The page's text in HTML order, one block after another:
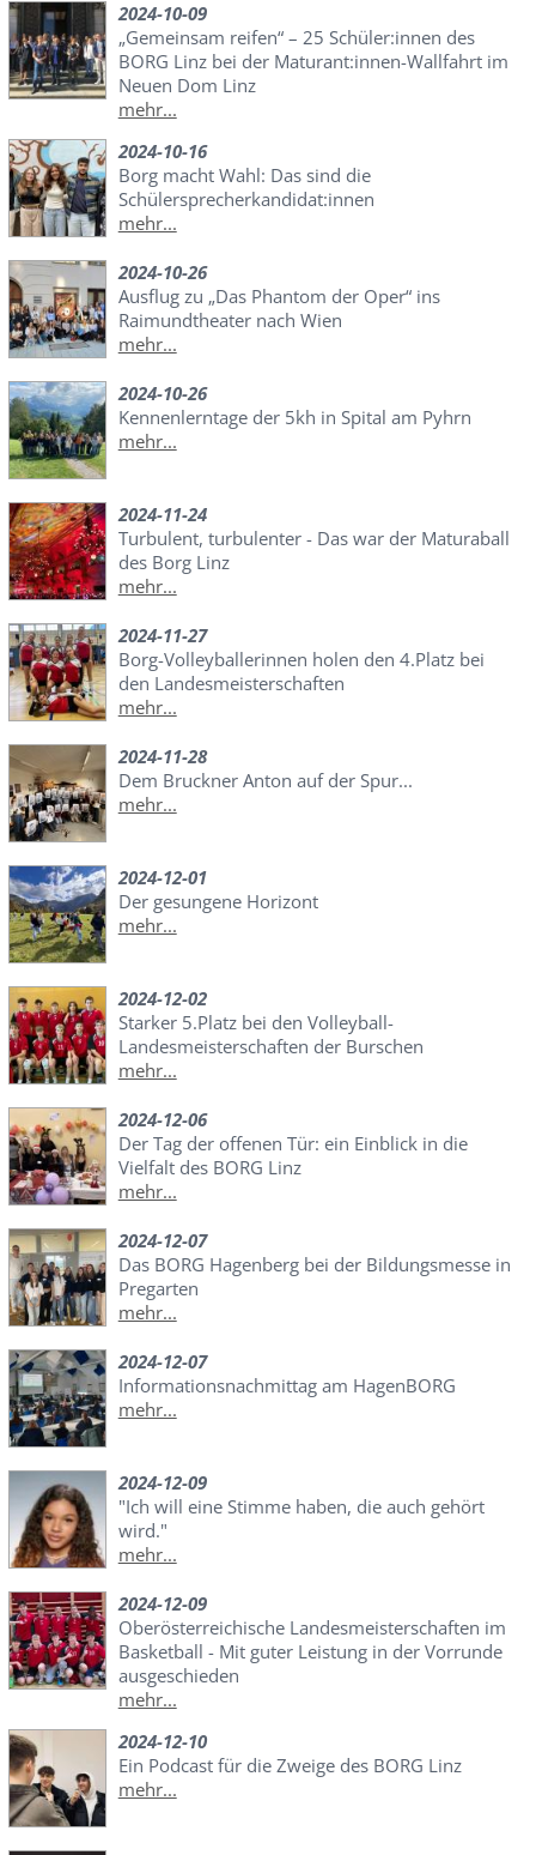
2024-10-09
„Gemeinsam reifen“ – 25 Schüler:innen des
BORG Linz bei der Maturant:innen-Wallfahrt im
Neuen Dom Linz
mehr...
2024-10-16
Borg macht Wahl: Das sind die
Schülersprecherkandidat:innen
mehr...
2024-10-26
Ausflug zu „Das Phantom der Oper“ ins
Raimundtheater nach Wien
mehr...
2024-10-26
Kennenlerntage der 5kh in Spital am Pyhrn
mehr...
2024-11-24
Turbulent, turbulenter - Das war der Maturaball
des Borg Linz
mehr...
2024-11-27
Borg-Volleyballerinnen holen den 4.Platz bei
den Landesmeisterschaften
mehr...
2024-11-28
Dem Bruckner Anton auf der Spur...
mehr...
2024-12-01
Der gesungene Horizont
mehr...
2024-12-02
Starker 5.Platz bei den Volleyball-
Landesmeisterschaften der Burschen
mehr...
2024-12-06
Der Tag der offenen Tür: ein Einblick in die
Vielfalt des BORG Linz
mehr...
2024-12-07
Das BORG Hagenberg bei der Bildungsmesse in
Pregarten
mehr...
2024-12-07
Informationsnachmittag am HagenBORG
mehr...
2024-12-09
"Ich will eine Stimme haben, die auch gehört
wird."
mehr...
2024-12-09
Oberösterreichische Landesmeisterschaften im
Basketball - Mit guter Leistung in der Vorrunde
ausgeschieden
mehr...
2024-12-10
Ein Podcast für die Zweige des BORG Linz
mehr...